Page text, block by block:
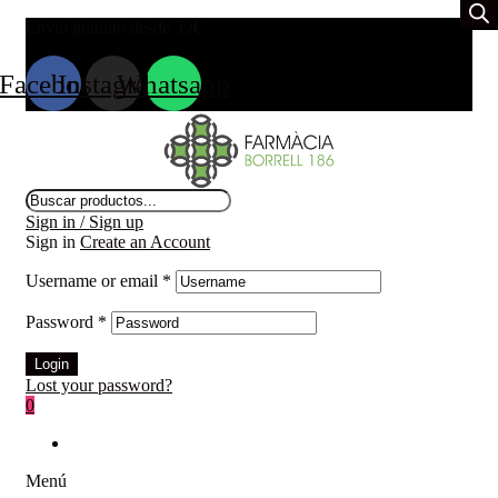
Instagram
Whatsapp
Búsqueda
de
productos
Sign in / Sign up
Sign in Create an Account
Username or email *
Password *
Login
Lost your password?
0
Menú